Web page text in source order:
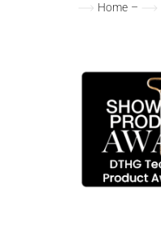
Home –